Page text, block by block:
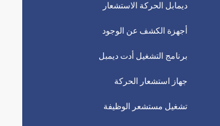
ديمابل الحركة الاستشعار
أجهزة الكشف عن الوجود
برنامج التشغيل أدت ديمبل
جهاز استشعار الحركة
تشغيل مستشعر الوظيفة